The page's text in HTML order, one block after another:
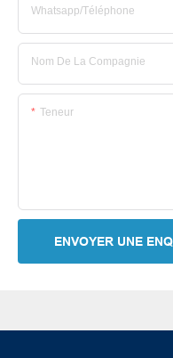
Whatsapp/Téléphone
Nom De La Compagnie
Teneur
ENVOYER UNE